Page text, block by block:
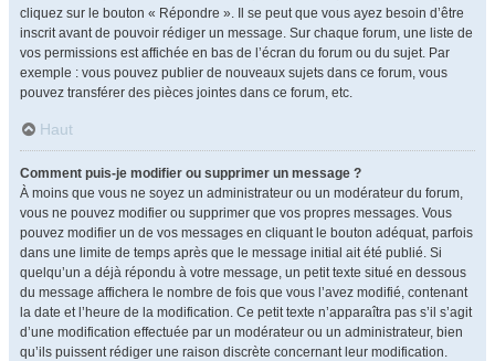
cliquez sur le bouton « Répondre ». Il se peut que vous ayez besoin d’être
inscrit avant de pouvoir rédiger un message. Sur chaque forum, une liste de
vos permissions est affichée en bas de l’écran du forum ou du sujet. Par
exemple : vous pouvez publier de nouveaux sujets dans ce forum, vous
pouvez transférer des pièces jointes dans ce forum, etc.
Haut
Comment puis-je modifier ou supprimer un message ?
À moins que vous ne soyez un administrateur ou un modérateur du forum,
vous ne pouvez modifier ou supprimer que vos propres messages. Vous
pouvez modifier un de vos messages en cliquant le bouton adéquat, parfois
dans une limite de temps après que le message initial ait été publié. Si
quelqu’un a déjà répondu à votre message, un petit texte situé en dessous
du message affichera le nombre de fois que vous l’avez modifié, contenant
la date et l’heure de la modification. Ce petit texte n’apparaîtra pas s’il s’agit
d’une modification effectuée par un modérateur ou un administrateur, bien
qu’ils puissent rédiger une raison discrète concernant leur modification.